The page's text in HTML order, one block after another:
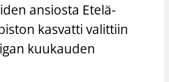
ansiosta Etelä-
kasvatti valittiin
kuukauden